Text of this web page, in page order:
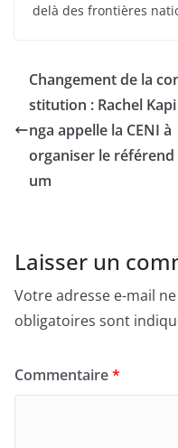
delà des frontières
Changement de la
stitution : Rachel Kapi
nga appelle la CENI à
organiser le référend
um
Laisser un
Votre adresse e-mail
obligatoires sont
Commentaire*